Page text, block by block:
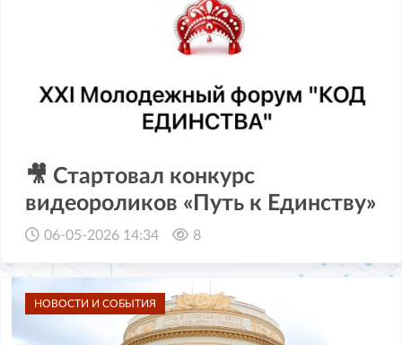
🎥 Стартовал конкурс
видеороликов «Путь к Единству»
06-05-2026 14:34 8
НОВОСТИ И СОБЫТИЯ